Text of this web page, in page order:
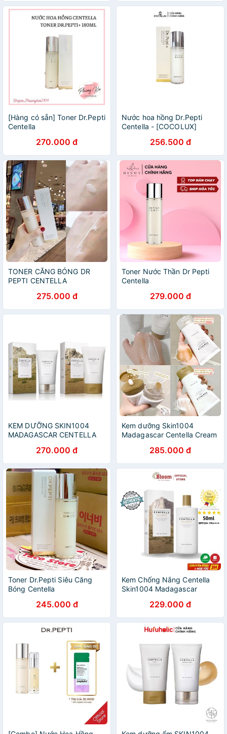
[Hàng có sẵn] Toner Dr.Pepti
Centella
270.000 đ
Nước hoa hồng Dr.Pepti
Centella - [COCOLUX]
256.500 đ
TONER CĂNG BÓNG DR
PEPTI CENTELLA
275.000 đ
Toner Nước Thần Dr Pepti
Centella
279.000 đ
KEM DƯỠNG SKIN1004
MADAGASCAR CENTELLA
270.000 đ
Kem dưỡng Skin1004
Madagascar Centella Cream
285.000 đ
Toner Dr.Pepti Siêu Căng
Bóng Centella
245.000 đ
Kem Chống Nắng Centella
Skin1004 Madagascar
Plus SPF50+PA++++ Chiết
Xuất Rau Má
229.000 đ